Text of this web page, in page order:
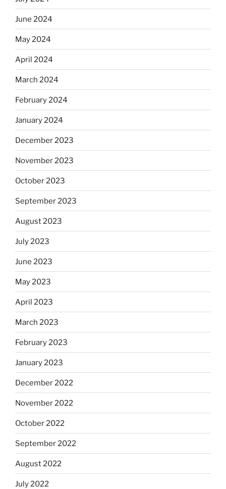
June 2024
May 2024
April 2024
March 2024
February 2024
January 2024
December 2023
November 2023
October 2023
September 2023
August 2023
July 2023
June 2023
May 2023
April 2023
March 2023
February 2023
January 2023
December 2022
November 2022
October 2022
September 2022
August 2022
July 2022